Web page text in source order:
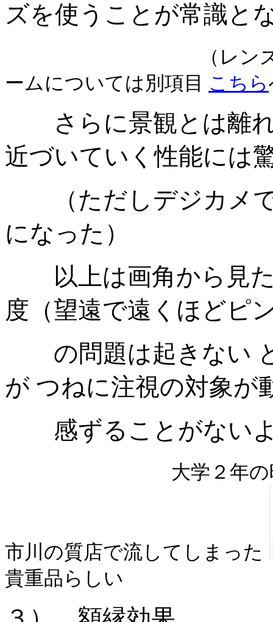
ズを使うことが常識と
（レ
ームについては別項目 こちら
さらに景観とは離れ
近づいていく性能には
（ただしデジカメで
になった）
以上は画角から見
度（望遠で遠くほどピ
の問題は起きない
が つねに注視の対象が
感ずることがない
大学２年
市川の質店で流してしまった
貴重品らしい